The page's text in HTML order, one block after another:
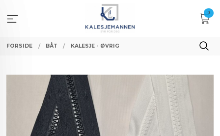
innholdet
0
FORSIDE BÅT KALESJE - ØVRIG